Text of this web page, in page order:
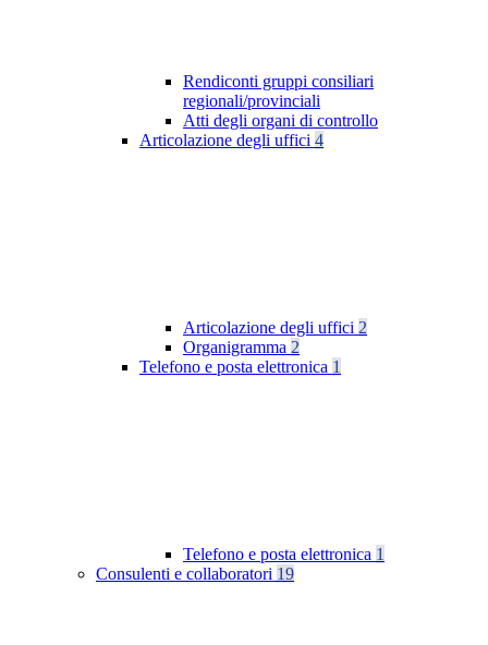
Rendiconti gruppi consiliari
regionali/provinciali
Atti degli organi di controllo
Articolazione degli uffici 4
Articolazione degli uffici 2
Organigramma 2
Telefono e posta elettronica 1
Telefono e posta elettronica 1
Consulenti e collaboratori 19